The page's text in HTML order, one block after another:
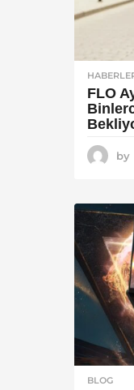
FLO
by
BLOG